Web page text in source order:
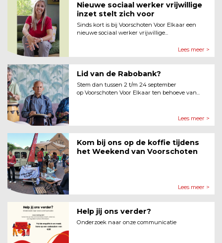
Nieuwe sociaal werker vrijwillige
inzet stelt zich voor
Sinds kort is bij Voorschoten Voor Elkaar een
nieuwe sociaal werker vrijwillige...
Lees meer >
Lid van de Rabobank?
Stem dan tussen 2 t/m 24 september
op Voorschoten Voor Elkaar ten behoeve van...
Lees meer >
Kom bij ons op de koffie tijdens
het Weekend van Voorschoten
Lees meer >
Help jij ons verder?
Onderzoek naar onze communicatie